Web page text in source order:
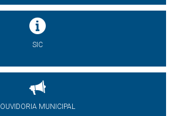
SIC
OUVIDORIA MUNICIPAL